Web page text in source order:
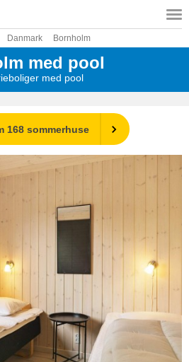
Danmark Bornholm
med pool
med pool
168 sommerhuse